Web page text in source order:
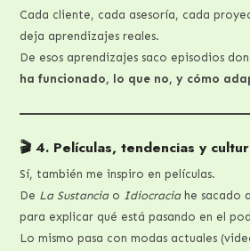
Cada cliente, cada asesoría, cada
deja aprendizajes reales.
De esos aprendizajes saco episodios
ha funcionado, lo que no, y cómo
🎬 4. Películas, tendencias y
Sí, también me inspiro en películas.
De La Sustanciao Idiocraciahe sacado
para explicar qué está pasando en el
Lo mismo pasa con modas actuales